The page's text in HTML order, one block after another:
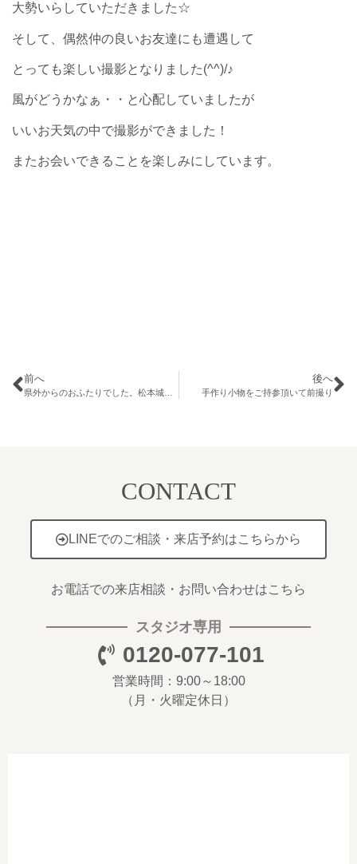
大勢いらしていただきました☆
そして、偶然仲の良いお友達にも遭遇して
とっても楽しい撮影となりました(^^)/♪
風がどうかなぁ・・と心配していましたが
いいお天気の中で撮影ができました！
またお会いできることを楽しみにしています。
前へ 後へ
手作り小物をご持参頂いて前撮り
CONTACT
LINEでのご相談・来店予約はこちらから
お電話での来店相談・お問い合わせはこちら
スタジオ専用
0120-077-101
営業時間：9:00～18:00
（月・火曜定休日）